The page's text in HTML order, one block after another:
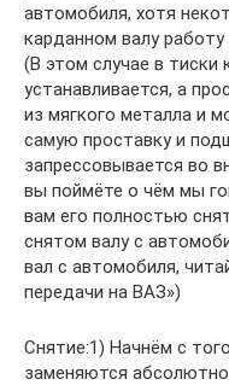
автомобиля, хотя
карданном валу
(В этом случае в тиски
устанавливается, а
из мягкого металла и
самую проставку и
запрессовывается во
вы поймёте о чём мы
вам его полностью
снятом валу с
вал с автомобиля,
передачи на ВАЗ»)
Снятие:1) Начнём с
заменяются